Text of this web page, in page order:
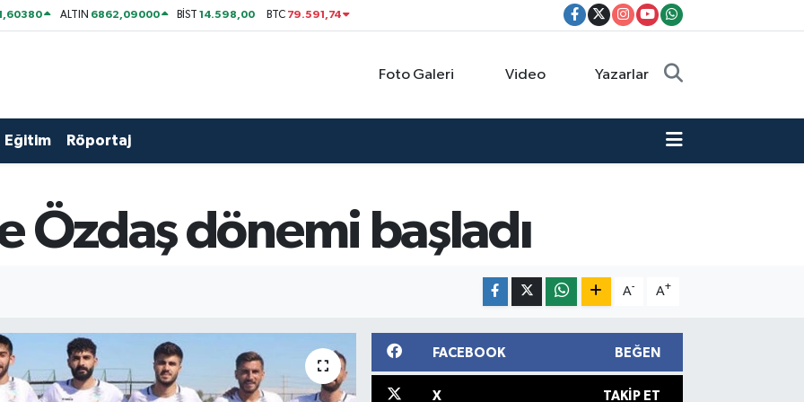
ALTIN 6862,09000 BİST14.598,00 BTC 79.591,74
Foto Galeri Video Yazarlar
Eğitim Röportaj
Özdaş dönemi başladı
A- A+
FACEBOOK BEĞEN
X TAKIP ET